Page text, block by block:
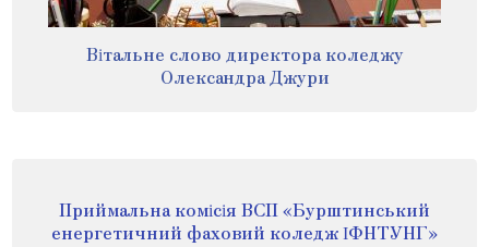
Вітальне слово директора коледжу
Олександра Джури
Приймальна комісія ВСП «Бурштинський
енергетичний фаховий коледж ІФНТУНГ»